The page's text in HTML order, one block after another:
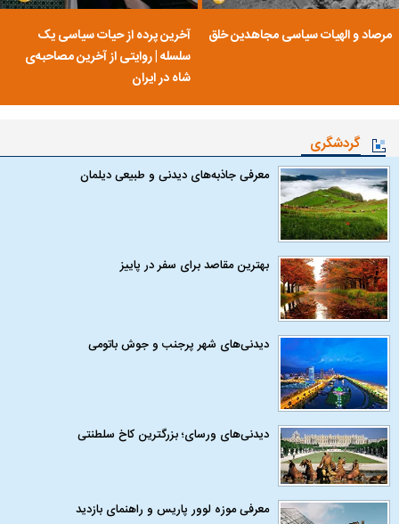
مرصاد و الهیات سیاسی مجاهدین خلق
آخرین پرده از حیات سیاسی یک
سلسله | روایتی از آخرین مصاحبه‌ی
شاه در ایران
گردشگری
معرفی جاذبه‌های دیدنی و طبیعی دیلمان
بهترین مقاصد برای سفر در پاییز
دیدنی‌های شهر پرجنب و جوش باتومی
دیدنی‌های ورسای؛ بزرگترین کاخ سلطنتی
معرفی موزه لوور پاریس و راهنمای بازدید